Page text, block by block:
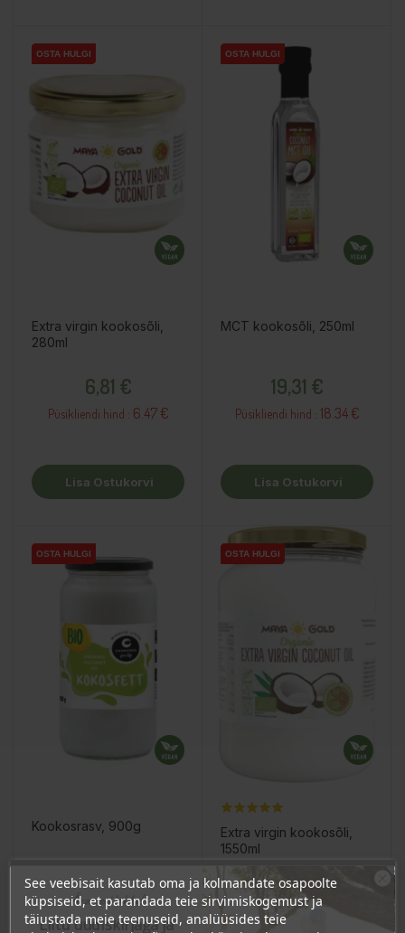
OSTA HULGI
OSTA HULGI
OSTA HULGI
Extra virgin kookosõli,
280ml
6,81 €
Püsikliendi hind : 6.47 €
Lisa Ostukorvi
OSTA HULGI
OSTA HULGI
OSTA HULGI
MCT kookosõli, 250ml
19,31 €
Püsikliendi hind : 18.34 €
Lisa Ostukorvi
OSTA HULGI
OSTA HULGI
OSTA HULGI
Kookosrasv, 900g
25,61 €
Püsikliendi hind :24.33 €
OSTA HULGI
OSTA HULGI
OSTA HULGI
Extra virgin kookosõli,
1550ml
Hind
34,96 €
Püsikliendi hind :
See veebisait kasutab oma ja kolmandate osapoolte
küpsiseid, et parandada teie sirvimiskogemust ja
täiustada meie teenuseid, analüüsides teie
Ära veel lahku!
Liitu uudiskirjaga ja